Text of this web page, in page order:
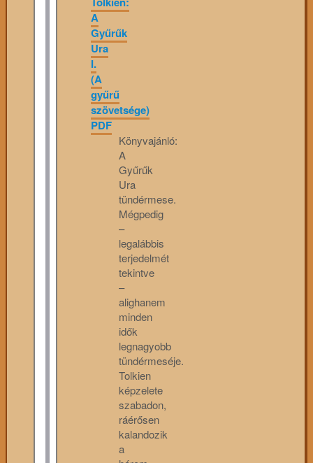
A
Gyűrűk
Ura
I.
(A
gyűrű
szövetsége)
PDF
Könyvajánló:
A
Gyűrűk
Ura
tündérmese.
Mégpedig
–
legalábbis
terjedelmét
tekintve
–
alighanem
minden
idők
legnagyobb
tündérmeséje.
Tolkien
képzelete
szabadon,
ráérősen
kalandozik
a